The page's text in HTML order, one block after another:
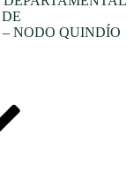
NODO QUINDÍO